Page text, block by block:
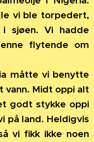
vi ble torpedert,
sjøen. Vi hadde
flytende om
måtte vi benytte
vann. Midt oppi alt
godt stykke oppi
på land. Heldigvis
vi fikk ikke noen